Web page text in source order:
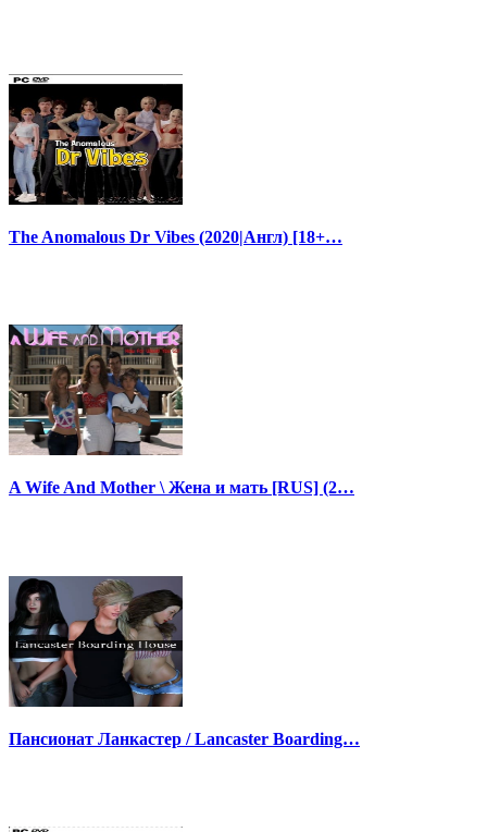
The Anomalous Dr Vibes (2020|Англ) [18+…
A Wife And Mother \ Жена и мать [RUS] (2…
Пансионат Ланкастер / Lancaster Boarding…